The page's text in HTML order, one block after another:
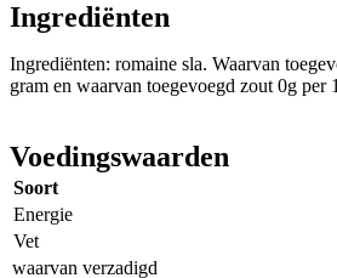
Ingrediënten
Ingrediënten: romaine sla. Waarvan
gram en waarvan toegevoegd zout 0g per
Voedingswaarden
Soort
Energie
Vet
waarvan verzadigd